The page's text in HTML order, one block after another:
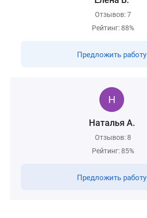
Отзывов: 7
Рейтинг: 88%
Предложить работу
Наталья А.
Отзывов: 8
Рейтинг: 85%
Предложить работу